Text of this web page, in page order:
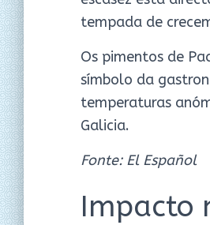
tempada de
Os pimentos de
símbolo da
temperaturas
Galicia.
Fonte: El Español
Impacto